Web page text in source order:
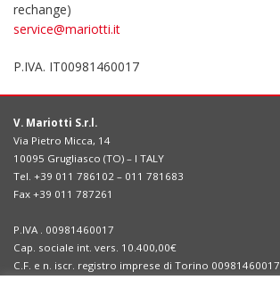
rechange)
service@mariotti.it
P.IVA​.​ IT00981460017
V. Mariotti S.r.l.
Via Pietro Micca, 14
10095 Grugliasco (TO) – I TALY
Tel. +39 011 786102 – 011 781683
Fax +39 011 787261
P.IVA . 00981460017
Cap. sociale int. vers. 10.400,00€
C.F. e n. iscr. registro imprese di Torino 00981460017